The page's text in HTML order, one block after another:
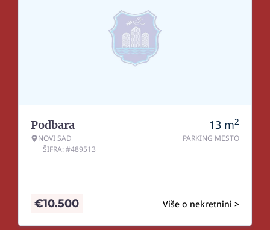
Podbara
NOVI SAD
ŠIFRA: #489513
13 m2
PARKING MESTO
Više o nekretnini >
€10.500